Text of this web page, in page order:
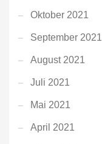
Oktober 2021
September 2021
August 2021
Juli 2021
Mai 2021
April 2021